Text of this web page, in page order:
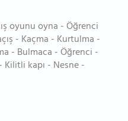
oyunu oyna - Öğrenci
- Kaçma - Kurtulma -
- Bulmaca - Öğrenci -
Kilitli kapı - Nesne -